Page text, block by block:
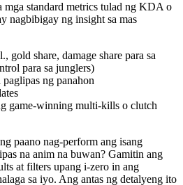
standard metrics tulad ng KDA o
nagbibigay ng insight sa mas
gold share, damage share para sa
para sa junglers)
paglipas ng panahon
game-winning multi-kills o clutch
paano nag-perform ang isang
na anim na buwan? Gamitin ang
at filters upang i-zero in ang
sa iyo. Ang antas ng detalyeng ito